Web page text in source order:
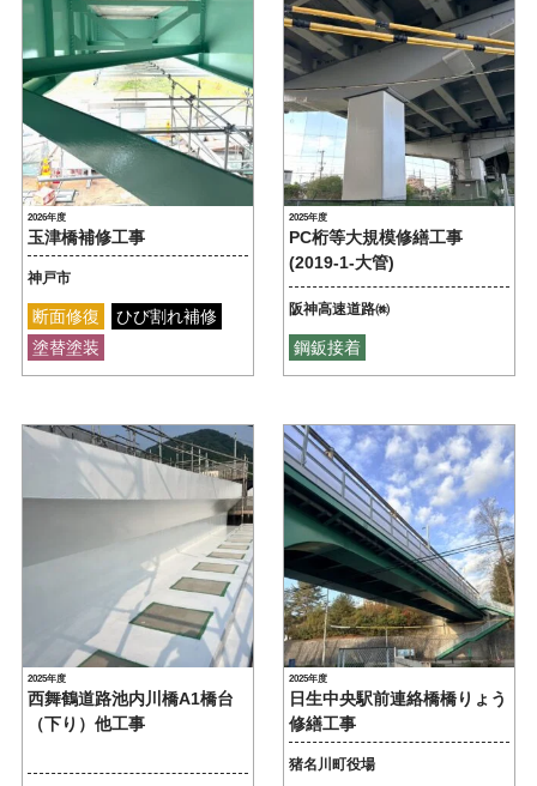
2026年度
玉津橋補修工事
神戸市
断面修復
ひび割れ補修
塗替塗装
2025年度
PC桁等大規模修繕工事
(2019-1-大管)
阪神高速道路㈱
鋼鈑接着
2025年度
西舞鶴道路池内川橋A1橋台
（下り）他工事
2025年度
日生中央駅前連絡橋橋りょう
修繕工事
猪名川町役場